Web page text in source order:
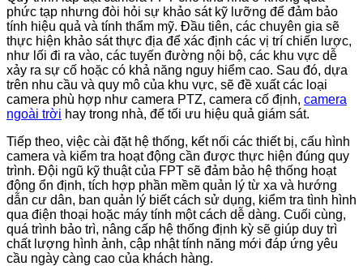
phức tạp nhưng đòi hỏi sự khảo sát kỹ lưỡng để đảm bảo
tính hiệu quả và tính thẩm mỹ. Đầu tiên, các chuyên gia sẽ
thực hiện khảo sát thực địa để xác định các vị trí chiến lược,
như lối đi ra vào, các tuyến đường nội bộ, các khu vực dễ
xảy ra sự cố hoặc có khả năng nguy hiểm cao. Sau đó, dựa
trên nhu cầu và quy mô của khu vực, sẽ đề xuất các loại
camera phù hợp như camera PTZ, camera cố định, camera
ngoài trời hay trong nhà, để tối ưu hiệu quả giám sát.
Tiếp theo, việc cài đặt hệ thống, kết nối các thiết bị, cấu hình
camera và kiểm tra hoạt động cần được thực hiện đúng quy
trình. Đội ngũ kỹ thuật của FPT sẽ đảm bảo hệ thống hoạt
động ổn định, tích hợp phần mềm quản lý từ xa và hướng
dẫn cư dân, ban quản lý biết cách sử dụng, kiểm tra tình hình
qua điện thoại hoặc máy tính một cách dễ dàng. Cuối cùng,
quá trình bảo trì, nâng cấp hệ thống định kỳ sẽ giúp duy trì
chất lượng hình ảnh, cập nhật tính năng mới đáp ứng yêu
cầu ngày càng cao của khách hàng.